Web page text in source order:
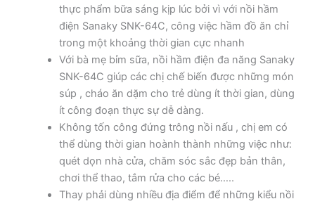
thực phẩm bữa sáng kịp lúc bởi vì với nồi hầm
điện Sanaky SNK-64C, công việc hầm đồ ăn chỉ
trong một khoảng thời gian cực nhanh
Với bà mẹ bỉm sữa, nồi hầm điện đa năng Sanaky
SNK-64C giúp các chị chế biến được những món
súp , cháo ăn dặm cho trẻ dùng ít thời gian, dùng
ít công đoạn thực sự dễ dàng.
Không tốn công đứng trông nồi nấu , chị em có
thể dùng thời gian hoành thành những việc như:
quét dọn nhà cửa, chăm sóc sắc đẹp bản thân,
chơi thể thao, tắm rửa cho các bé…..
Thay phải dùng nhiều địa điểm để những kiểu nồi